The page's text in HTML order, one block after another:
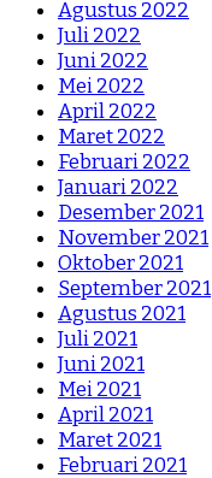
Agustus 2022
Juli 2022
Juni 2022
Mei 2022
April 2022
Maret 2022
Februari 2022
Januari 2022
Desember 2021
November 2021
Oktober 2021
September 2021
Agustus 2021
Juli 2021
Juni 2021
Mei 2021
April 2021
Maret 2021
Februari 2021